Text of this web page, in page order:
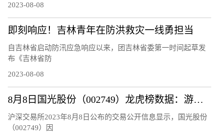
2023-08-08
即刻响应！吉林青年在防洪救灾一线勇担当
自吉林省启动防汛应急响应以来，团吉林省委第一时间起草发
布《吉林省防
2023-08-08
8月8日国光股份（002749）龙虎榜数据：游资量化打板上榜
沪深交易所2023年8月8日公布的交易公开信息显示，国光股份
（002749）因